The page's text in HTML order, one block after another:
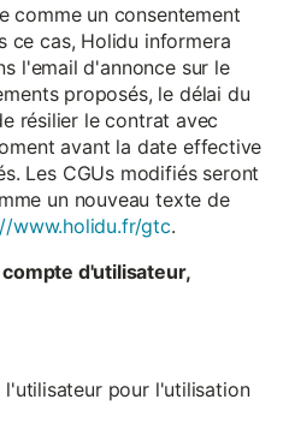
comme un consentement
ce cas, Holidu informera
l'email d'annonce sur le
proposés, le délai du
résilier le contrat avec
avant la date effective
Les CGUs modifiés seront
un nouveau texte de
www.holidu.fr/gtc.
d'utilisateur,
l'utilisateur pour l'utilisation